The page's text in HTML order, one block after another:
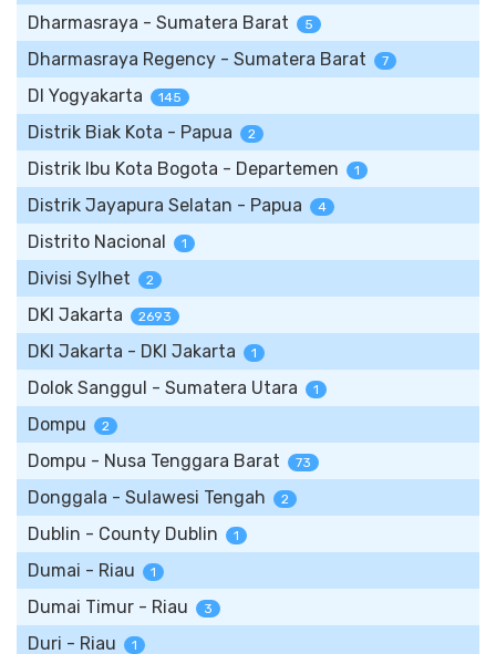
Dharmasraya - Sumatera Barat 5
Dharmasraya Regency - Sumatera Barat 7
DI Yogyakarta 145
Distrik Biak Kota - Papua 2
Distrik Ibu Kota Bogota - Departemen 1
Distrik Jayapura Selatan - Papua 4
Distrito Nacional 1
Divisi Sylhet 2
DKI Jakarta 2693
DKI Jakarta - DKI Jakarta 1
Dolok Sanggul - Sumatera Utara 1
Dompu 2
Dompu - Nusa Tenggara Barat 73
Donggala - Sulawesi Tengah 2
Dublin - County Dublin 1
Dumai - Riau 1
Dumai Timur - Riau 3
Duri - Riau 1